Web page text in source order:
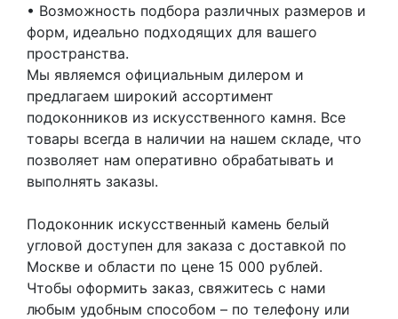
• Возможность подбора различных размеров и
форм, идеально подходящих для вашего
пространства.
Мы являемся официальным дилером и
предлагаем широкий ассортимент
подоконников из искусственного камня. Все
товары всегда в наличии на нашем складе, что
позволяет нам оперативно обрабатывать и
выполнять заказы.
Подоконник искусственный камень белый
угловой доступен для заказа с доставкой по
Москве и области по цене 15 000 рублей.
Чтобы оформить заказ, свяжитесь с нами
любым удобным способом – по телефону или